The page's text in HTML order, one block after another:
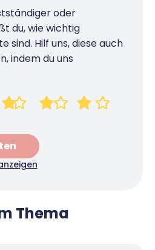
oder
du, wie wichtig
sind. Hilf uns, diese auch
indem du uns
Thema